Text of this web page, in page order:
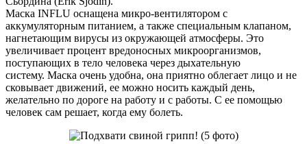
Маска INFLU оснащена микро-вентилятором с
аккумуляторным питанием, а также специальным клапаном,
нагнетающим вирусы из окружающей атмосферы. Это
увеличивает процент вредоносных микроорганизмов,
поступающих в тело человека через дыхательную
систему. Маска очень удобна, она приятно облегает лицо и не
сковывает движений, ее можно носить каждый день,
желательно по дороге на работу и с работы. С ее помощью
человек сам решает, когда ему болеть.